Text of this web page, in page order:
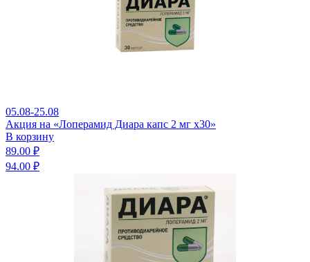
05.08-25.08
Акция на «Лоперамид Диара капс 2 мг x30»
В корзину
89.00 ₽
94.00 ₽